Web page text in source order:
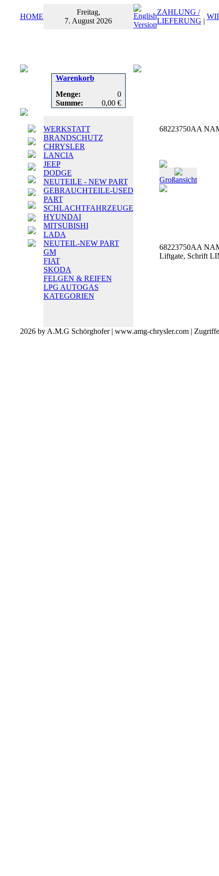
HOME
Freitag,
7. August 2026
ZAHLUNG /
LIEFERUNG |
Warenkorb
Menge:
0
Summe:
0,00 €
WERKSTATT
BRANDSCHUTZ
CHRYSLER
LANCIA
JEEP
DODGE
NEUTEILE - NEW PART
GEBRAUCHTEILE-USED
PART
SCHLACHTFAHRZEUGE
HYUNDAI
MITSUBISHI
LADA
NEUTEIL-NEW PART
GM
FIAT
SKODA
FELGEN & REIFEN
LPG AUTOGAS
KATEGORIEN
68223750AA
Großansicht
68223750AA
Liftgate, Schrift
2026 by A.M.G Schörghofer | www.amg-chrysler.com |